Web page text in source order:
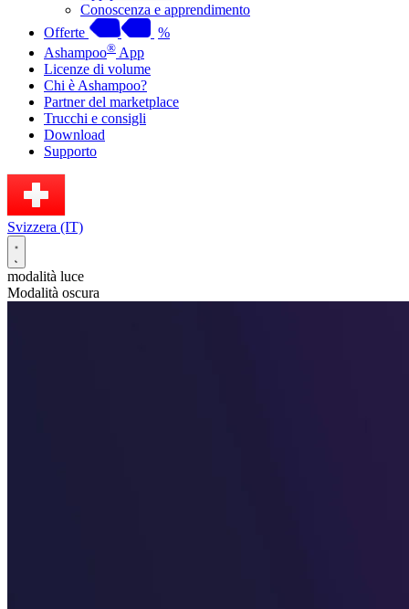
Conoscenza e apprendimento
Offerte
%
Ashampoo® App
Licenze di volume
Chi è Ashampoo?
Partner del marketplace
Trucchi e consigli
Download
Supporto
Svizzera (IT)
modalità luce
Modalità oscura